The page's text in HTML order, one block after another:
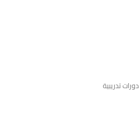
دورات تدريبية